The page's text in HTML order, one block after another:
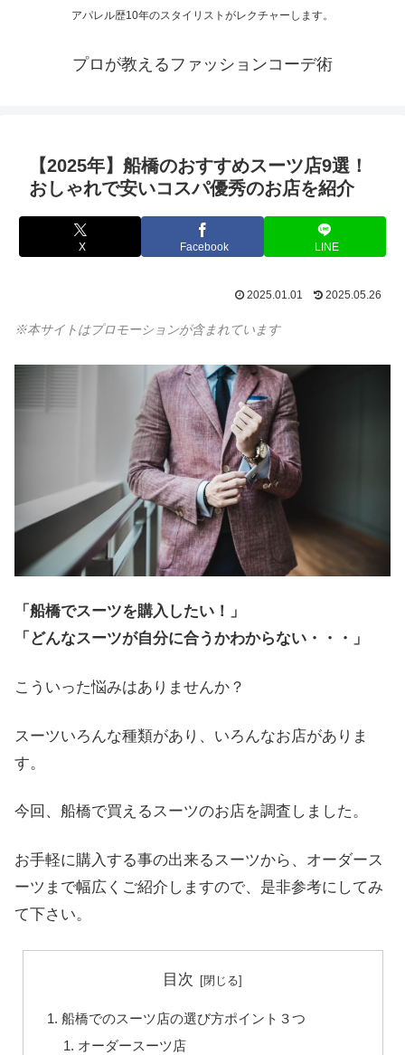
アパレル歴10年のスタイリストがレクチャーします。
プロが教えるファッションコーデ術
【2025年】船橋のおすすめスーツ店9選！
おしゃれで安いコスパ優秀のお店を紹介
X Facebook LINE
2025.01.01 2025.05.26
※本サイトはプロモーションが含まれています
「船橋でスーツを購入したい！」
「どんなスーツが自分に合うかわからない・・・」
こういった悩みはありませんか？
スーツいろんな種類があり、いろんなお店がありま
す。
今回、船橋で買えるスーツのお店を調査しました。
お手軽に購入する事の出来るスーツから、オーダース
ーツまで幅広くご紹介しますので、是非参考にしてみ
て下さい。
目次
船橋でのスーツ店の選び方ポイント３つ
オーダースーツ店